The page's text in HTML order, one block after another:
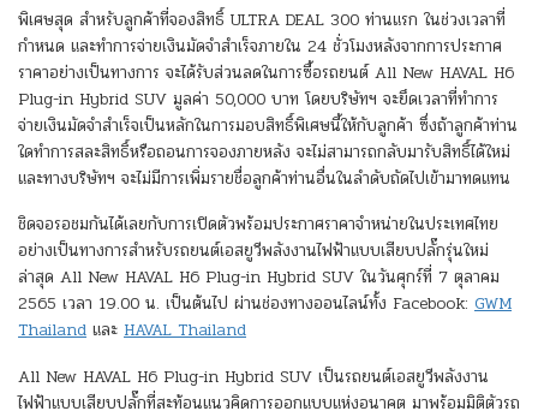
พิเศษสุด สำหรับลูกค้าที่จองสิทธิ์ ULTRA DEAL 300 ท่านแรก ในช่วงเวลาที่
กำหนด และทำการจ่ายเงินมัดจำสำเร็จภายใน 24 ชั่วโมงหลังจากการประกาศ
ราคาอย่างเป็นทางการ จะได้รับส่วนลดในการซื้อรถยนต์ All New HAVAL H6
Plug-in Hybrid SUV มูลค่า 50,000 บาท โดยบริษัทฯ จะยึดเวลาที่ทำการ
จ่ายเงินมัดจำสำเร็จเป็นหลักในการมอบสิทธิ์พิเศษนี้ให้กับลูกค้า ซึ่งถ้าลูกค้าท่าน
ใดทำการสละสิทธิ์หรือถอนการจองภายหลัง จะไม่สามารถกลับมารับสิทธิ์ได้ใหม่
และทางบริษัทฯ จะไม่มีการเพิ่มรายชื่อลูกค้าท่านอื่นในลำดับถัดไปเข้ามาทดแทน
ชิดจอรอชมกันได้เลยกับการเปิดตัวพร้อมประกาศราคาจำหน่ายในประเทศไทย
อย่างเป็นทางการสำหรับรถยนต์เอสยูวีพลังงานไฟฟ้าแบบเสียบปลั๊กรุ่นใหม่
ล่าสุด All New HAVAL H6 Plug-in Hybrid SUV ในวันศุกร์ที่ 7 ตุลาคม
2565 เวลา 19.00 น. เป็นต้นไป ผ่านช่องทางออนไลน์ทั้ง Facebook: GWM
Thailand และ HAVAL Thailand
All New HAVAL H6 Plug-in Hybrid SUV เป็นรถยนต์เอสยูวีพลังงาน
ไฟฟ้าแบบเสียบปลั๊กที่สะท้อนแนวคิดการออกแบบแห่งอนาคต มาพร้อมมิติตัวรถ